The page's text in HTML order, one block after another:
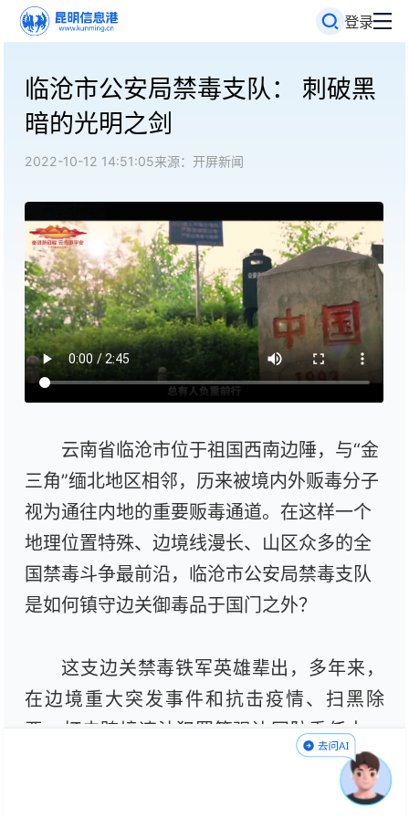
登录
临沧市公安局禁毒支队： 刺破黑
暗的光明之剑
2022-10-12 14:51:05来源：开屏新闻
云南省临沧市位于祖国西南边陲，与“金
三角”缅北地区相邻，历来被境内外贩毒分子
视为通往内地的重要贩毒通道。在这样一个
地理位置特殊、边境线漫长、山区众多的全
国禁毒斗争最前沿，临沧市公安局禁毒支队
是如何镇守边关御毒品于国门之外？
这支边关禁毒铁军英雄辈出，多年来，
在边境重大突发事件和抗击疫情、扫黑除
恶、打击跨境违法犯罪等强边固防重任中，
支队民警们奋不顾身、冲锋在前，充当攻坚
克难的主力军，涌现出大批英雄模范人物。